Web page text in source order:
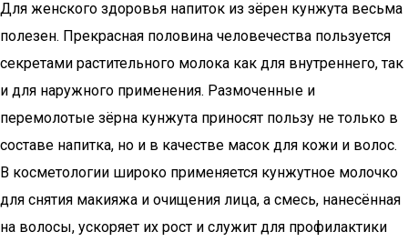
Для женского здоровья напиток из зёрен кунжута весьма
полезен. Прекрасная половина человечества пользуется
секретами растительного молока как для внутреннего, так
и для наружного применения. Размоченные и
перемолотые зёрна кунжута приносят пользу не только в
составе напитка, но и в качестве масок для кожи и волос.
В косметологии широко применяется кунжутное молочко
для снятия макияжа и очищения лица, а смесь, нанесённая
на волосы, ускоряет их рост и служит для профилактики